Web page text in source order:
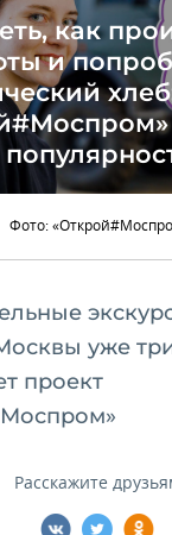
как
и
Фото:
уже
проект
Расскажите